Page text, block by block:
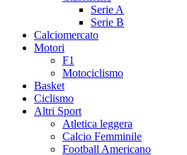
Serie A
Serie B
Calciomercato
Motori
F1
Motociclismo
Basket
Ciclismo
Altri Sport
Atletica leggera
Calcio Femminile
Football Americano